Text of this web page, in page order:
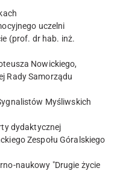
uczelni
(prof. dr hab. inż.
Nowickiego,
Rady Samorządu
Myśliwskich
dydaktycznej
Zespołu Góralskiego
naukowy "Drugie życie